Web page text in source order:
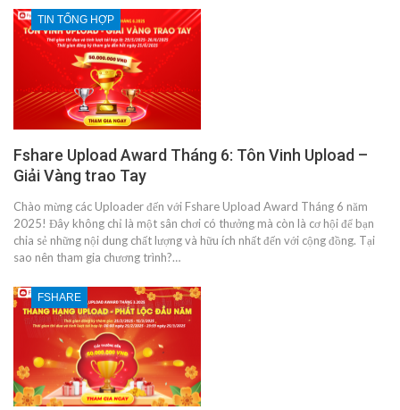
TIN TỔNG HỢP
Fshare Upload Award Tháng 6: Tôn Vinh Upload –
Giải Vàng trao Tay
Chào mừng các Uploader đến với Fshare Upload Award Tháng 6 năm
2025! Đây không chỉ là một sân chơi có thưởng mà còn là cơ hội để bạn
chia sẻ những nội dung chất lượng và hữu ích nhất đến với cộng đồng. Tại
sao nên tham gia chương trình?…
FSHARE